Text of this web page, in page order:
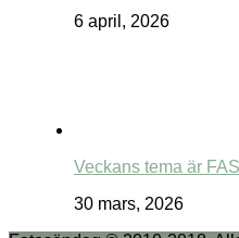
6 april, 2026
Veckans tema är
30 mars, 2026